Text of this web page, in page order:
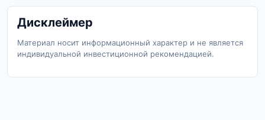
Дисклеймер
Материал носит информационный характер и не является
индивидуальной инвестиционной рекомендацией.